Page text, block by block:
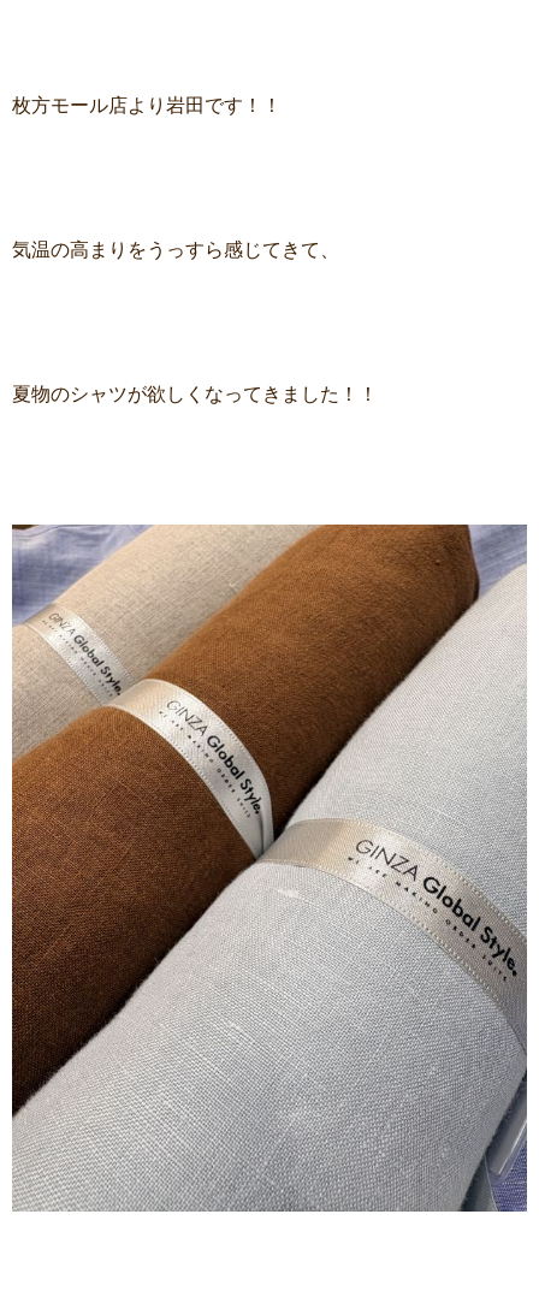
枚方モール店より岩田です！！
気温の高まりをうっすら感じてきて、
夏物のシャツが欲しくなってきました！！